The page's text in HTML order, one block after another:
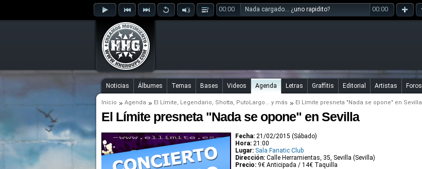
00:00 Nada cargado... ¿uno rapidito? 00:00
Noticias Álbumes Temas Bases Videos Agenda Letras Graffitis Editorial Artistas Foros
Inicio Agenda El Límite, Legendario, Shotta, PutoLargo... y más El Límite presneta "Nada se opone" en Sevilla
El Límite presneta "Nada se opone" en Sevilla
Fecha: 21/02/2015 (Sábado)
Hora: 21:00
Lugar: Sala Fanatic Club
Dirección: Calle Herramientas, 35, Sevilla (Sevilla)
Precio: 9€ Anticipada / 14€ Taquilla